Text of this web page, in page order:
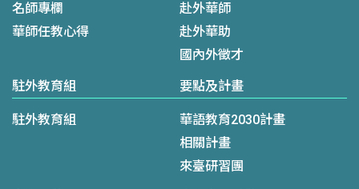
名師專欄
華師任教心得
赴外華師
赴外華助
國內外徵才
駐外教育組
駐外教育組
要點及計畫
華語教育2030計畫
相關計畫
來臺研習團